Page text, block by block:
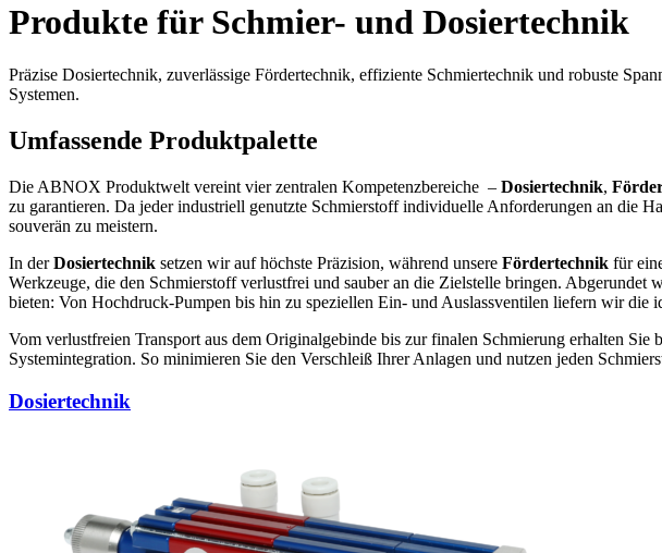
Produkte für Schmier- und Dosiertechnik
Präzise Dosiertechnik, zuverlässige Fördertechnik, effiziente Schmiertechnik und robuste
Systemen.
Umfassende Produktpalette
Die ABNOX Produktwelt vereint vier zentralen Kompetenzbereiche – Dosiertechnik,
zu garantieren. Da jeder industriell genutzte Schmierstoff individuelle Anforderungen an die
souverän zu meistern.
In derDosiertechnik setzen wir auf höchste Präzision, während unsere Fördertechnik für
Werkzeuge, die den Schmierstoff verlustfrei und sauber an die Zielstelle bringen. Abgerundet
bieten: Von Hochdruck-Pumpen bis hin zu speziellen Ein- und Auslassventilen liefern wir die
Vom verlustfreien Transport aus dem Originalgebinde bis zur finalen Schmierung erhalten
Systemintegration. So minimieren Sie den Verschleiß Ihrer Anlagen und nutzen jeden
Dosiertechnik